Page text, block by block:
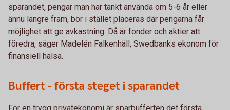
sparandet, pengar man har tänkt använda om 5-6 år eller
ännu längre fram, bör i stället placeras där pengarna får
möjlighet att ge avkastning. Då är fonder och aktier att
föredra, säger Madelén Falkenhäll, Swedbanks ekonom för
finansiell hälsa.
Buffert - första steget i sparandet